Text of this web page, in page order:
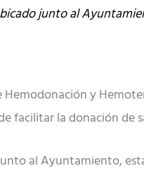
junto al
Hemodonación y
facilitar la donación de
al Ayuntamiento,